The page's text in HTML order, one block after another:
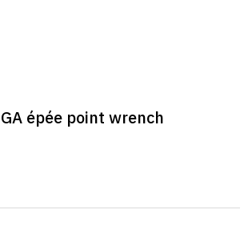
épée point wrench